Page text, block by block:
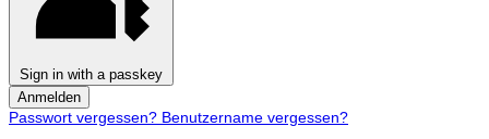
Sign in with a passkey
Anmelden
Passwort vergessen? Benutzername vergessen?